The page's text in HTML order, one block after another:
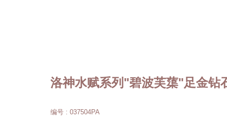
洛神水赋系列"碧波芙蕖"足金钻
编号 : 037504PA